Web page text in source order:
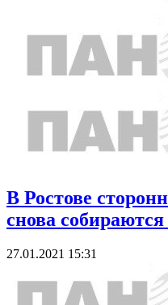
В Ростове
снова
27.01.2021 15:31